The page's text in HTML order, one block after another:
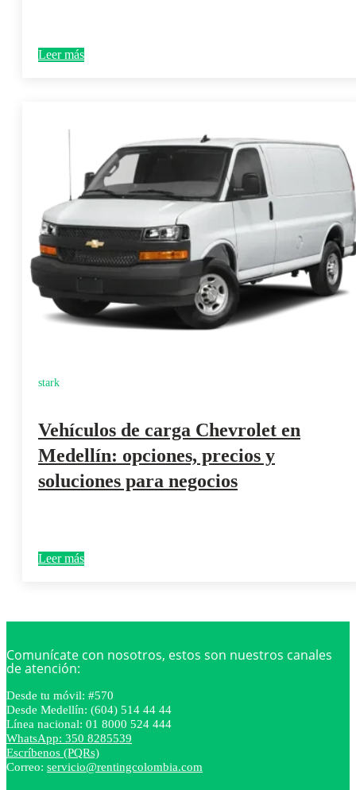
Leer más
stark
Vehículos de carga Chevrolet en
Medellín: opciones, precios y
soluciones para negocios
Leer más
Comunícate con nosotros, estos son nuestros canales
de atención:
Desde tu móvil: #570
Desde Medellín: (604) 514 44 44
Línea nacional: 01 8000 524 444
WhatsApp: 350 8285539
Escríbenos (PQRs)
Correo: servicio@rentingcolombia.com